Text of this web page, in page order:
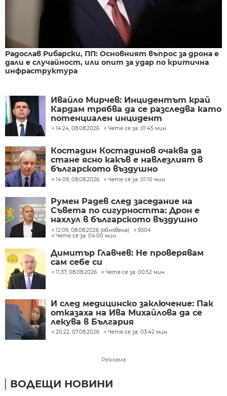
Радослав Рибарски, ПП: Основният въпрос за дрона е
дали е случайност, или опит за удар по критична
инфраструктура
Ивайло Мирчев: Инцидентът край
Кардам трябва да се разследва като
потенциален инцидент
14:24, 08.08.2026 Чете се за: 01:45 мин.
Костадин Костадинов очаква да
стане ясно какъв е навлезлият в
българското въздушно
пространство дрон
14:09, 08.08.2026 Чете се за: 01:10 мин.
Румен Радев след заседание на
Съвета по сигурността: Дрон е
нахлул в българското въздушно
пространство
12:09, 08.08.2026 (обновена)
9304
Чете се за: 04:00 мин.
Димитър Главчев: Не проверявам
сам себе си
11:37, 08.08.2026 Чете се за: 00:52 мин.
И след медицинско заключение: Пак
отказаха на Ива Михайлова да се
лекува в България
20:22, 07.08.2026 Чете се за: 03:42 мин.
Реклама
ВОДЕЩИ НОВИНИ